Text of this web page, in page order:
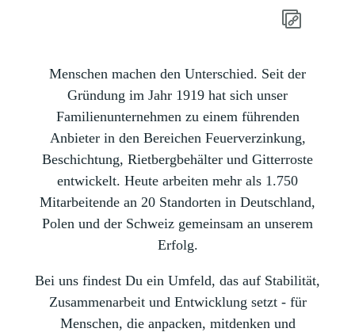
Menschen machen den Unterschied. Seit der
Gründung im Jahr 1919 hat sich unser
Familienunternehmen zu einem führenden
Anbieter in den Bereichen Feuerverzinkung,
Beschichtung, Rietbergbehälter und Gitterroste
entwickelt. Heute arbeiten mehr als 1.750
Mitarbeitende an 20 Standorten in Deutschland,
Polen und der Schweiz gemeinsam an unserem
Erfolg.
Bei uns findest Du ein Umfeld, das auf Stabilität,
Zusammenarbeit und Entwicklung setzt - für
Menschen, die anpacken, mitdenken und